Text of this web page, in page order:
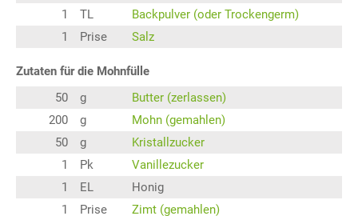
1
TL
Backpulver (oder Trockengerm)
1
Prise Salz
Zutaten für die Mohnfülle
50
g
Butter (zerlassen)
200
g
Mohn (gemahlen)
50
g
Kristallzucker
1
Pk
Vanillezucker
1
EL
Honig
1
Prise
Zimt (gemahlen)